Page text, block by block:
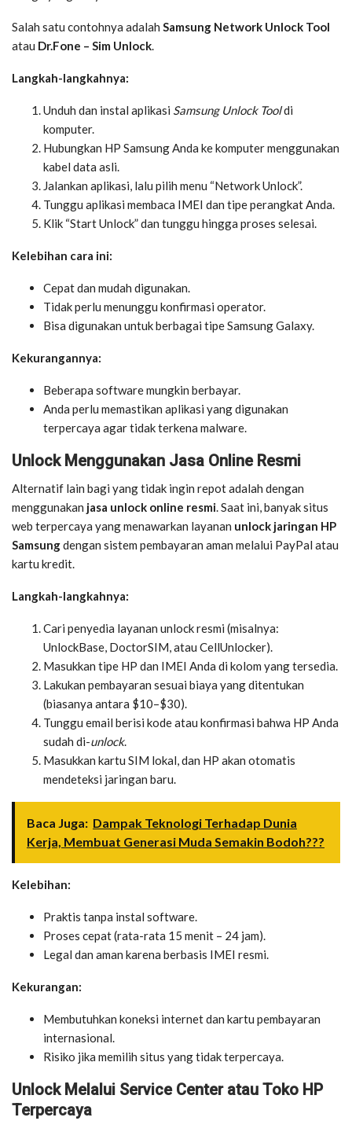
Salah satu contohnya adalah Samsung Network Unlock Tool
atau Dr.Fone – Sim Unlock.
Langkah-langkahnya:
Unduh dan instal aplikasi Samsung Unlock Tooldi
komputer.
Hubungkan HP Samsung Anda ke komputer menggunakan
kabel data asli.
Jalankan aplikasi, lalu pilih menu “Network Unlock”.
Tunggu aplikasi membaca IMEI dan tipe perangkat Anda.
Klik “Start Unlock” dan tunggu hingga proses selesai.
Kelebihan cara ini:
Cepat dan mudah digunakan.
Tidak perlu menunggu konfirmasi operator.
Bisa digunakan untuk berbagai tipe Samsung Galaxy.
Kekurangannya:
Beberapa software mungkin berbayar.
Anda perlu memastikan aplikasi yang digunakan
terpercaya agar tidak terkena malware.
Unlock Menggunakan Jasa Online Resmi
Alternatif lain bagi yang tidak ingin repot adalah dengan
menggunakan jasa unlock online resmi. Saat ini, banyak situs
web terpercaya yang menawarkan layanan unlock jaringan HP
Samsungdengan sistem pembayaran aman melalui PayPal atau
kartu kredit.
Langkah-langkahnya:
Cari penyedia layanan unlock resmi (misalnya:
UnlockBase, DoctorSIM, atau CellUnlocker).
Masukkan tipe HP dan IMEI Anda di kolom yang tersedia.
Lakukan pembayaran sesuai biaya yang ditentukan
(biasanya antara $10–$30).
Tunggu email berisi kode atau konfirmasi bahwa HP Anda
sudah di-unlock.
Masukkan kartu SIM lokal, dan HP akan otomatis
mendeteksi jaringan baru.
Baca Juga: Dampak Teknologi Terhadap Dunia
Kerja, Membuat Generasi Muda Semakin Bodoh???
Kelebihan:
Praktis tanpa instal software.
Proses cepat (rata-rata 15 menit – 24 jam).
Legal dan aman karena berbasis IMEI resmi.
Kekurangan:
Membutuhkan koneksi internet dan kartu pembayaran
internasional.
Risiko jika memilih situs yang tidak terpercaya.
Unlock Melalui Service Center atau Toko HP
Terpercaya